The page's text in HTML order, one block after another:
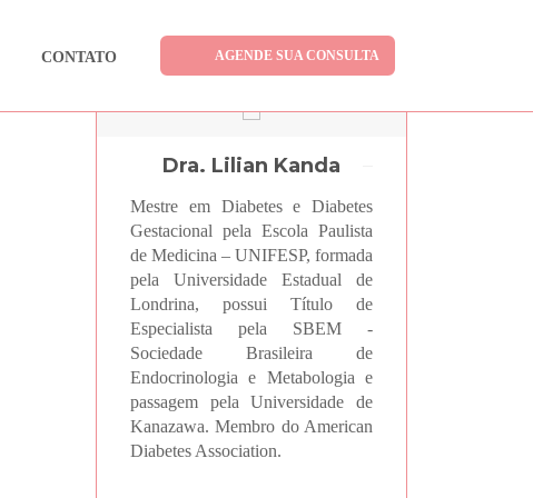
CONTATO AGENDE SUA CONSULTA
Dra. Lilian Kanda
Mestre em Diabetes e Diabetes
Gestacional pela Escola Paulista
de Medicina – UNIFESP, formada
pela Universidade Estadual de
Londrina, possui Título de
Especialista pela SBEM -
Sociedade Brasileira de
Endocrinologia e Metabologia e
passagem pela Universidade de
Kanazawa. Membro do American
Diabetes Association.